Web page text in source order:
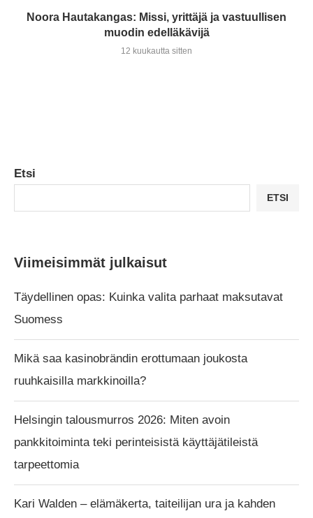
Noora Hautakangas: Missi, yrittäjä ja vastuullisen
muodin edelläkävijä
12 kuukautta sitten
Etsi
ETSI
Viimeisimmät julkaisut
Täydellinen opas: Kuinka valita parhaat maksutavat
Suomess
Mikä saa kasinobrändin erottumaan joukosta
ruuhkaisilla markkinoilla?
Helsingin talousmurros 2026: Miten avoin
pankkitoiminta teki perinteisistä käyttäjätileistä
tarpeettomia
Kari Walden – elämäkerta, taiteilijan ura ja kahden